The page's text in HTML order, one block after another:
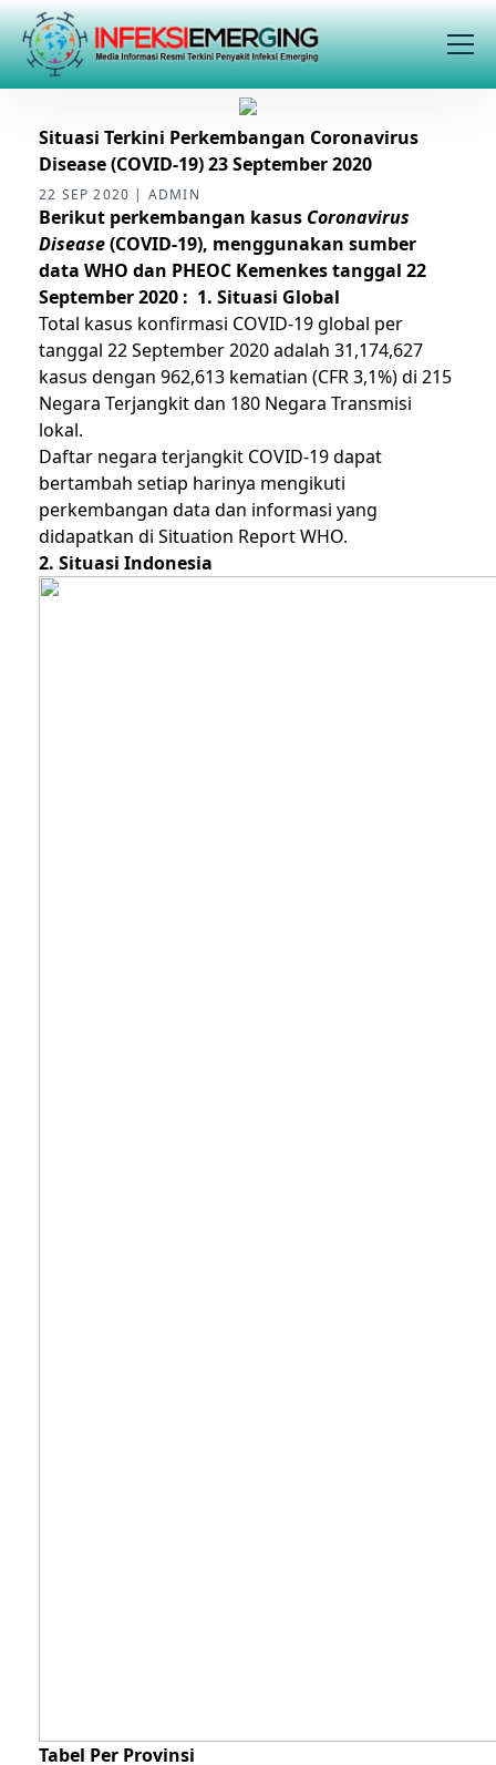
Situasi Terkini Perkembangan Coronavirus
Disease (COVID-19) 23 September 2020
22 SEP 2020 | ADMIN
Berikut perkembangan kasus Coronavirus
Disease(COVID-19), menggunakan sumber
data WHO dan PHEOC Kemenkes tanggal 22
September 2020 : 1. Situasi Global
Total kasus konfirmasi COVID-19 global per
tanggal 22 September 2020 adalah 31,174,627
kasus dengan 962,613 kematian (CFR 3,1%) di 215
Negara Terjangkit dan 180 Negara Transmisi
lokal.
Daftar negara terjangkit COVID-19 dapat
bertambah setiap harinya mengikuti
perkembangan data dan informasi yang
didapatkan di Situation Report WHO.
2. Situasi Indonesia
Tabel Per Provinsi